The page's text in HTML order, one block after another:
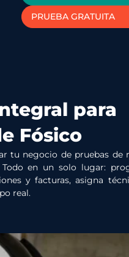
PRUEBA GRATUITA
para
Fósico
tu negocio de pruebas de
en un solo lugar:
y facturas, asigna
real.